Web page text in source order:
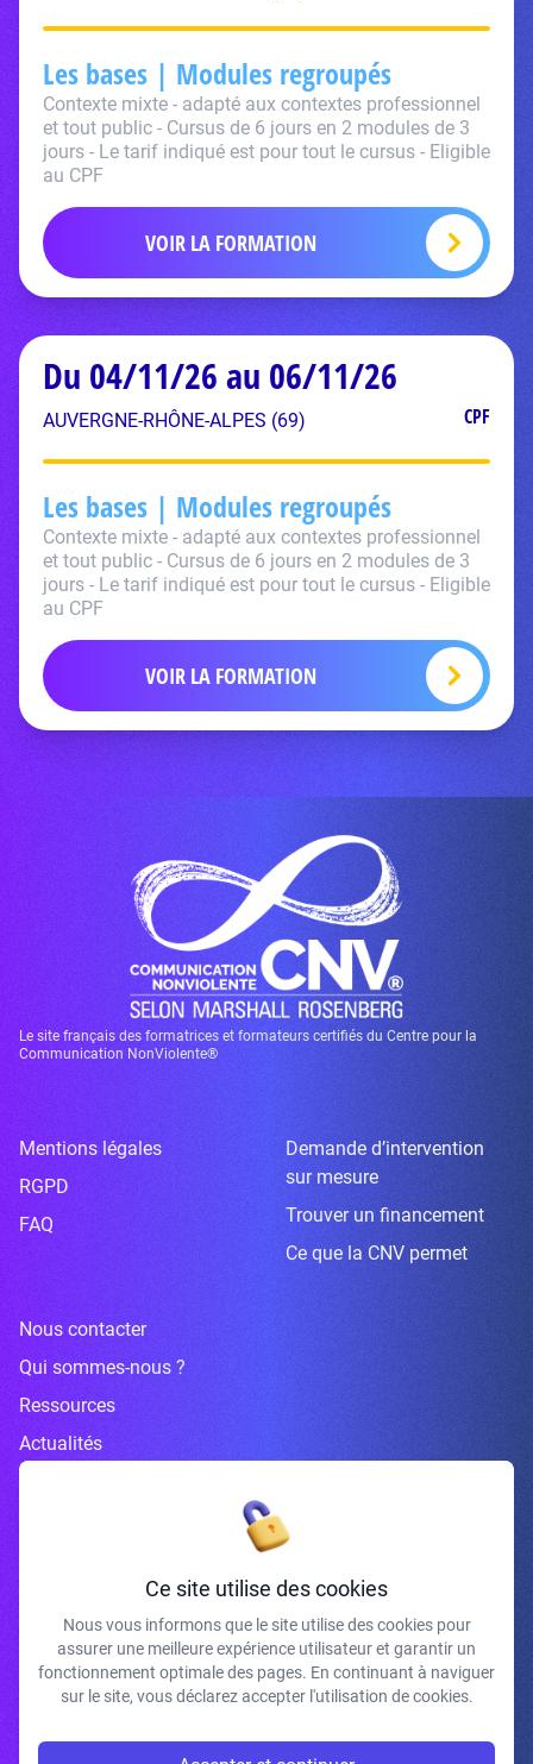
Les bases | Modules regroupés
Contexte mixte - adapté aux contextes professionnel
et tout public - Cursus de 6 jours en 2 modules de 3
jours - Le tarif indiqué est pour tout le cursus - Eligible
au CPF
VOIR LA FORMATION
Du 04/11/26 au 06/11/26
AUVERGNE-RHÔNE-ALPES (69) CPF
Les bases | Modules regroupés
Contexte mixte - adapté aux contextes professionnel
et tout public - Cursus de 6 jours en 2 modules de 3
jours - Le tarif indiqué est pour tout le cursus - Eligible
au CPF
VOIR LA FORMATION
Le site français des formatrices et formateurs certifiés du Centre pour la
Communication NonViolente®
Mentions légales
RGPD
FAQ
Demande d’intervention
sur mesure
Trouver un financement
Ce que la CNV permet
Nous contacter
Qui sommes-nous ?
Ressources
Actualités
Inscrivez-vous à la newsletter
J'accepte de recevoir vos e-mails et confirme avoir pris connaissance de
votre politique de confidentialité et mentions légales.
Ce site utilise des cookies
Nous vous informons que le site utilise des cookies pour
assurer une meilleure expérience utilisateur et garantir un
fonctionnement optimale des pages. En continuant à naviguer
sur le site, vous déclarez accepter l'utilisation de cookies.